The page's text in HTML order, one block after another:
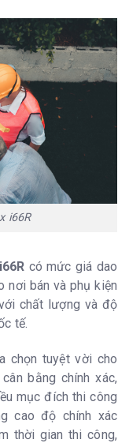
i66R
có mức giá dao
nơi bán và phụ kiện
chất lượng và độ
tế.
chọn tuyệt vời cho
bằng chính xác,
mục đích thi công
cao độ chính xác
thời gian thi công,